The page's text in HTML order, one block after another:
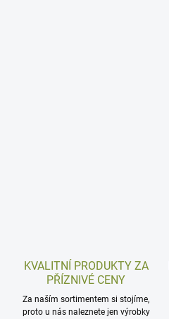
KVALITNÍ PRODUKTY ZA
PŘÍZNIVÉ CENY
Za naším sortimentem si stojíme,
proto u nás naleznete jen výrobky